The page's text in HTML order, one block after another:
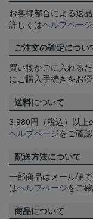
お客様都合による返
詳しくはヘルプページ
ご注文の確定につい
買い物かごに入れる
にご購入手続きをお済
送料について
3,980円（税込）以上
ヘルプページをご確
配送方法について
一部商品はメール便
はヘルプページをご
商品について